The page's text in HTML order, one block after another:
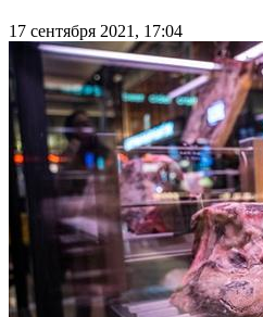
17 сентября 2021, 17:04